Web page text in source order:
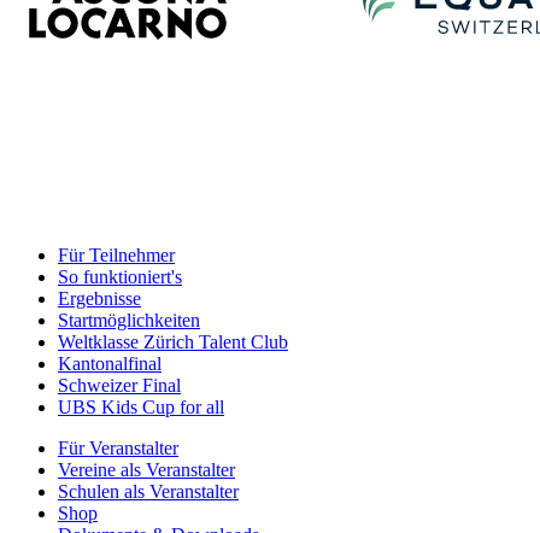
Für Teilnehmer
So funktioniert's
Ergebnisse
Startmöglichkeiten
Weltklasse Zürich Talent Club
Kantonalfinal
Schweizer Final
UBS Kids Cup for all
Für Veranstalter
Vereine als Veranstalter
Schulen als Veranstalter
Shop